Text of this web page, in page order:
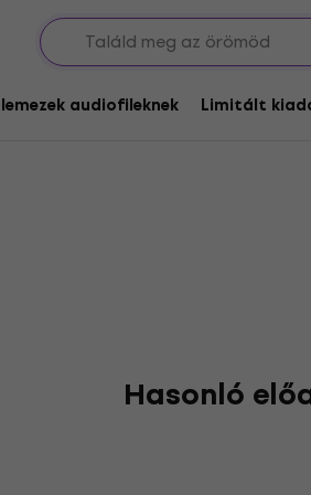
audiofileknek Limitált
Hasonló